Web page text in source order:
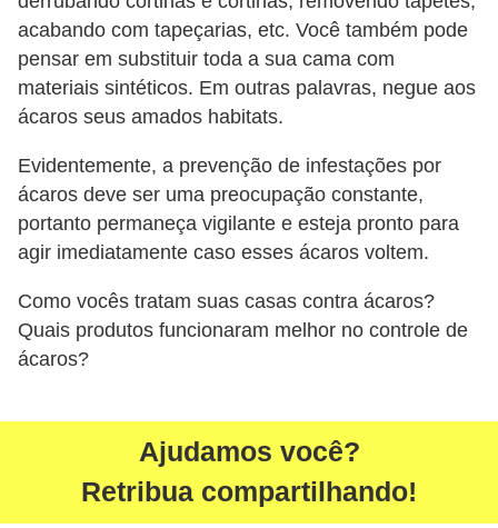
acabando com tapeçarias, etc. Você também pode
pensar em substituir toda a sua cama com
materiais sintéticos. Em outras palavras, negue aos
ácaros seus amados habitats.
Evidentemente, a prevenção de infestações por
ácaros deve ser uma preocupação constante,
portanto permaneça vigilante e esteja pronto para
agir imediatamente caso esses ácaros voltem.
Como vocês tratam suas casas contra ácaros?
Quais produtos funcionaram melhor no controle de
ácaros?
Ajudamos você?
Retribua compartilhando!